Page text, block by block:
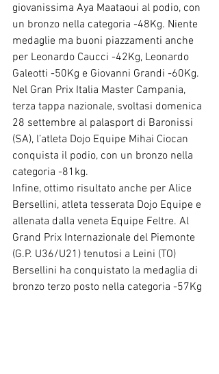
giovanissima Aya Maataoui al podio, con
un bronzo nella categoria -48Kg. Niente
medaglie ma buoni piazzamenti anche
per Leonardo Caucci -42Kg, Leonardo
Galeotti -50Kg e Giovanni Grandi -60Kg.
Nel Gran Prix Italia Master Campania,
terza tappa nazionale, svoltasi domenica
28 settembre al palasport di Baronissi
(SA), l’atleta Dojo Equipe Mihai Ciocan
conquista il podio, con un bronzo nella
categoria -81kg.
Infine, ottimo risultato anche per Alice
Bersellini, atleta tesserata Dojo Equipe e
allenata dalla veneta Equipe Feltre. Al
Grand Prix Internazionale del Piemonte
(G.P. U36/U21) tenutosi a Leini (TO)
Bersellini ha conquistato la medaglia di
bronzo terzo posto nella categoria -57Kg